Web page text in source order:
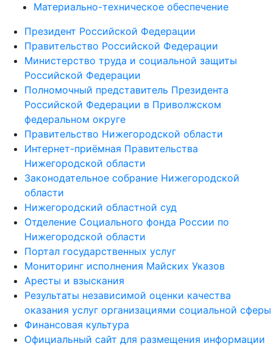
Материально-техническое обеспечение
Президент Российской Федерации
Правительство Российской Федерации
Министерство труда и социальной защиты
Российской Федерации
Полномочный представитель Президента
Российской Федерации в Приволжском
федеральном округе
Правительство Нижегородской области
Интернет-приёмная Правительства
Нижегородской области
Законодательное собрание Нижегородской
области
Нижегородский областной суд
Отделение Социального фонда России по
Нижегородской области
Портал государственных услуг
Мониторинг исполнения Майских Указов
Аресты и взыскания
Результаты независимой оценки качества
оказания услуг организациями социальной сферы
Финансовая культура
Официальный сайт для размещения информации